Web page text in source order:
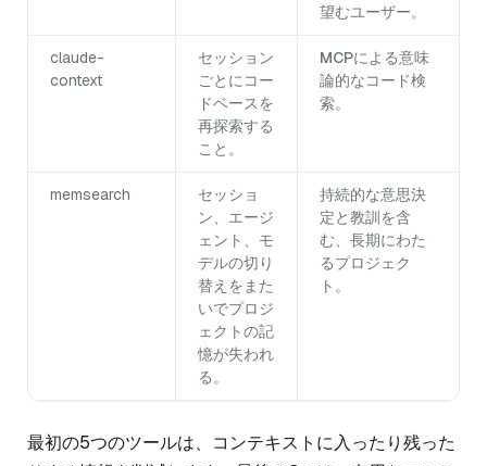
望むユーザー。
claude-
context
セッション
ごとにコー
ドベースを
再探索する
こと。
MCPによる意味
論的なコード検
索。
memsearch
セッショ
ン、エージ
ェント、モ
デルの切り
替えをまた
いでプロジ
ェクトの記
憶が失われ
る。
持続的な意思決
定と教訓を含
む、長期にわた
るプロジェク
ト。
最初の5つのツールは、コンテキストに入ったり残った